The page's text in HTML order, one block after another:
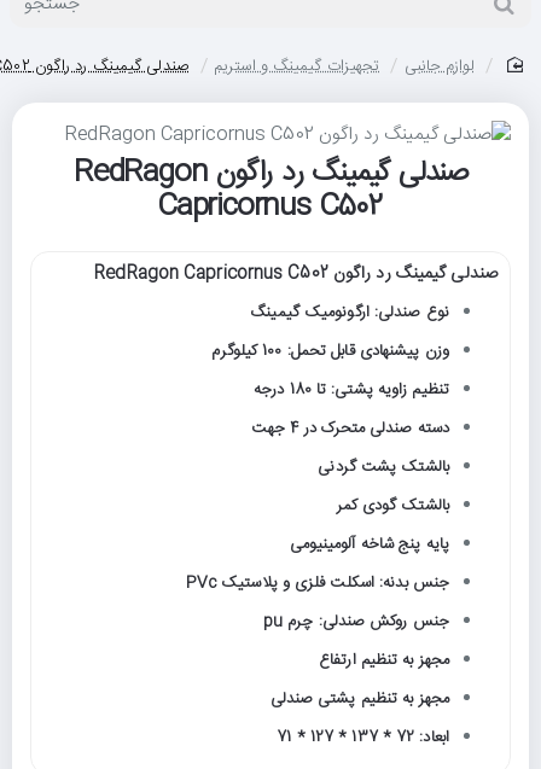
جستجو
لوازم جانبی تجهیزات گیمینگ و استریم صندلی گیمینگ رد راگون RedRagon Capricornus C502
صندلی گیمینگ رد راگون RedRagon
Capricornus C502
صندلی گیمینگ رد راگون RedRagon Capricornus C502
نوع صندلی: ارگونومیک گیمینگ
وزن پیشنهادی قابل تحمل: 100 کیلوگرم
تنظیم زاویه پشتی: تا 180 درجه
دسته صندلی متحرک در 4 جهت
بالشتک پشت گردنی
بالشتک گودی کمر
پایه پنج شاخه آلومینیومی
جنس بدنه: اسکلت فلزی و پلاستیک PVc
جنس روکش صندلی: چرم pu
مجهز به تنظیم ارتفاع
مجهز به تنظیم پشتی صندلی
ابعاد: 72 * 137 * 127 * 71